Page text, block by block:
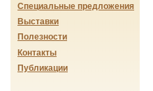
Специальные предложения
Выставки
Полезности
Контакты
Публикации